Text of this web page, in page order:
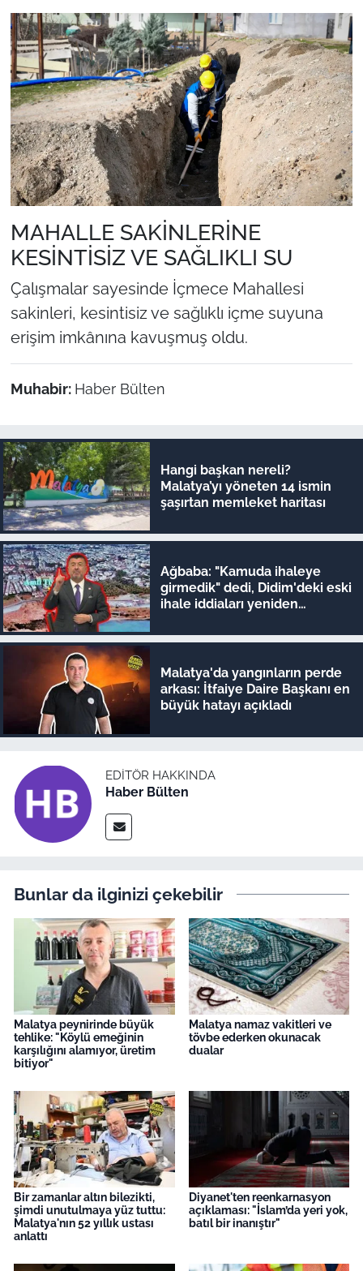
MAHALLE SAKİNLERİNE
KESİNTİSİZ VE SAĞLIKLI SU
Çalışmalar sayesinde İçmece Mahallesi
sakinleri, kesintisiz ve sağlıklı içme suyuna
erişim imkânına kavuşmuş oldu.
Muhabir: Haber Bülten
Hangi başkan nereli?
Malatya’yı yöneten 14 ismin
şaşırtan memleket haritası
Ağbaba: "Kamuda ihaleye
girmedik" dedi, Didim'deki eski
ihale iddiaları yeniden
Malatya'da yangınların perde
arkası: İtfaiye Daire Başkanı en
büyük hatayı açıkladı
EDITÖR HAKKINDA
Haber Bülten
Bunlar da ilginizi çekebilir
Malatya peynirinde büyük
tehlike: "Köylü emeğinin
karşılığını alamıyor, üretim
bitiyor"
Malatya namaz vakitleri ve
tövbe ederken okunacak
dualar
Bir zamanlar altın bilezikti,
şimdi unutulmaya yüz tuttu:
Malatya'nın 52 yıllık ustası
anlattı
Diyanet'ten reenkarnasyon
açıklaması: "İslam’da yeri yok,
batıl bir inanıştır"